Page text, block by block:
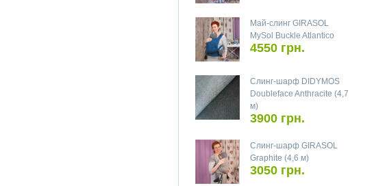
Май-слинг GIRASOL
MySol Buckle Atlantico
4550 грн.
Слинг-шарф DIDYMOS
Doubleface Anthracite (4,7
м)
3900 грн.
Слинг-шарф GIRASOL
Graphite (4,6 м)
3050 грн.